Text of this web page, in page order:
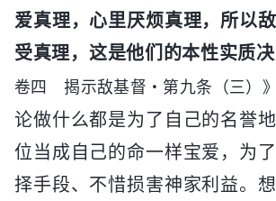
爱真理，心里厌烦真理，所以
受真理，这是他们的本性实质决
卷四 揭示敌基督・第九条（三）》
论做什么都是为了自己的名誉
位当成自己的命一样宝爱，为
择手段、不惜损害神家利益。